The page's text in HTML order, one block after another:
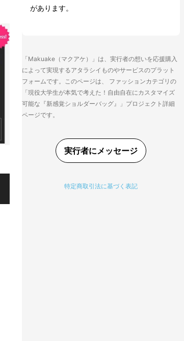
があります。
「Makuake（マクアケ）」は、実行者の想いを応援購入
によって実現するアタラシイものやサービスのプラット
フォームです。このページは、 ファッションカテゴリの
「現役大学生が本気で考えた！自由自在にカスタマイズ
可能な『新感覚ショルダーバッグ』」プロジェクト詳細
ページです。
実行者にメッセージ
特定商取引法に基づく表記